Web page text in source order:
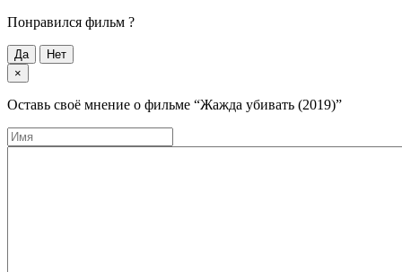
Понравился фильм ?
Да
Нет
×
Оставь своё мнение о фильме “Жажда убивать (2019)”